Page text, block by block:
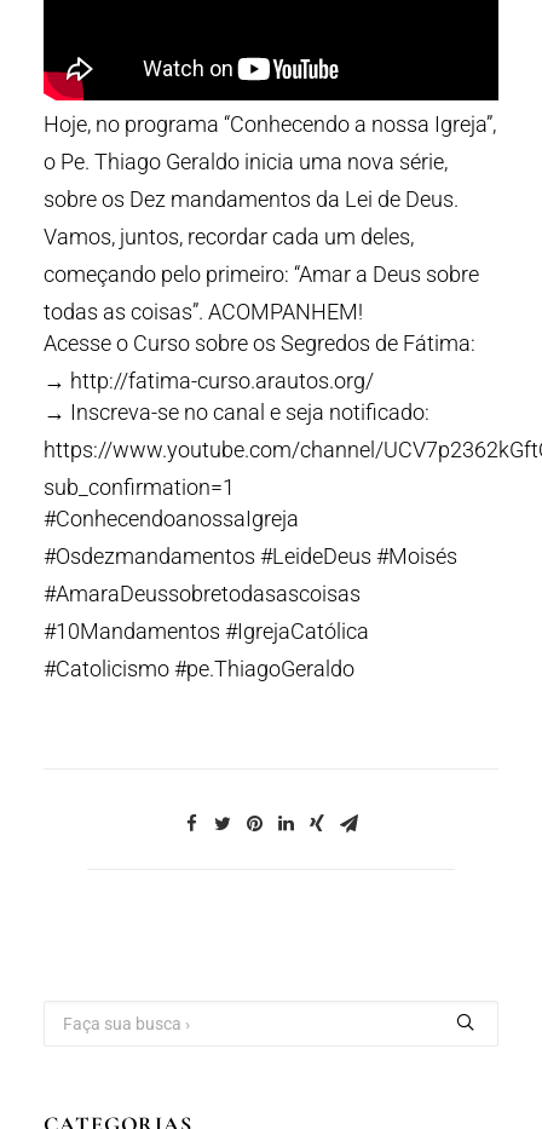
Hoje, no programa “Conhecendo a nossa Igreja”,
o Pe. Thiago Geraldo inicia uma nova série,
sobre os Dez mandamentos da Lei de Deus.
Vamos, juntos, recordar cada um deles,
começando pelo primeiro: “Amar a Deus sobre
todas as coisas”. ACOMPANHEM!
Acesse o Curso sobre os Segredos de Fátima:
→ http://fatima-curso.arautos.org/
→ Inscreva-se no canal e seja notificado:
https://www.youtube.com/channel/
sub_confirmation=1
#ConhecendoanossaIgreja
#Osdezmandamentos #LeideDeus #Moisés
#AmaraDeussobretodasascoisas
#10Mandamentos #IgrejaCatólica
#Catolicismo #pe.ThiagoGeraldo